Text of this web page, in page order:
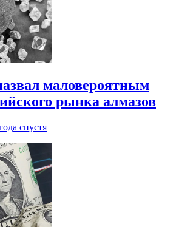
маловероятным
рынка алмазов
спустя